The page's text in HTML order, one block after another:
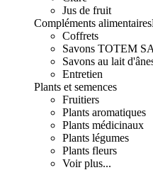
Jus de fruit
Compléments alimentaires
Coffrets
Savons TOTEM
Savons au lait
Entretien
Plants et semences
Fruitiers
Plants aromatiques
Plants médicinaux
Plants légumes
Plants fleurs
Voir plus...